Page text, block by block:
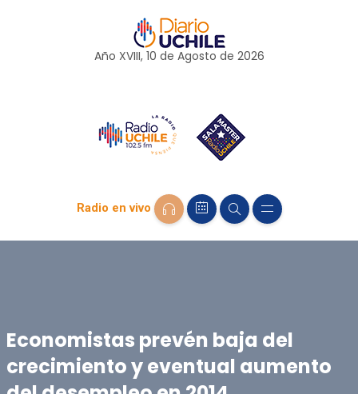
Año XVIII, 10 de Agosto de 2026
Radio en vivo
Economistas prevén baja del
crecimiento y eventual aumento